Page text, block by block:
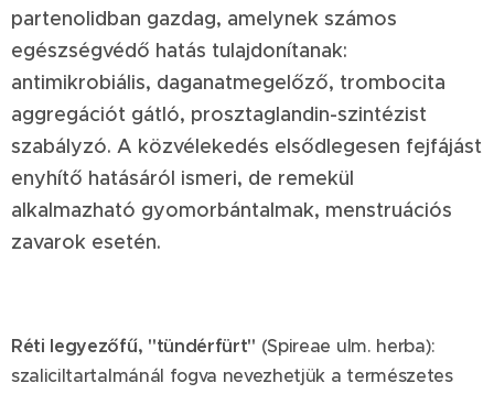
partenolidban gazdag, amelynek számos
egészségvédő hatás tulajdonítanak:
antimikrobiális, daganatmegelőző, trombocita
aggregációt gátló, prosztaglandin-szintézist
szabályzó. A közvélekedés elsődlegesen fejfájást
enyhítő hatásáról ismeri, de remekül
alkalmazható gyomorbántalmak, menstruációs
zavarok esetén.
Réti legyezőfű, "tündérfürt" (Spireae ulm. herba):
szaliciltartalmánál fogva nevezhetjük a természetes